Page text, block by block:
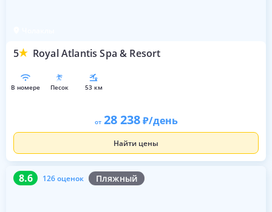
5 Royal Atlantis Spa & Resort
в номере песок 53 км
от 28 238 /день
Найти цены
8.6 126 оценок Пляжный
8.6 126 оценок